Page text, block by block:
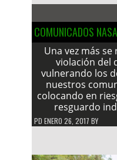
COMUNICADOS
Una vez más
violación del
vulnerando los
nuestros
colocando en
resguardo
PD ENERO 26, 2017 BY